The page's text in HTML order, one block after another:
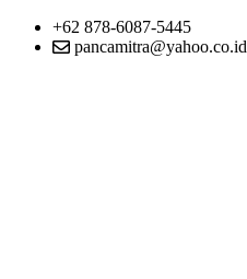
+62 878-6087-5445
pancamitra@yahoo.co.id